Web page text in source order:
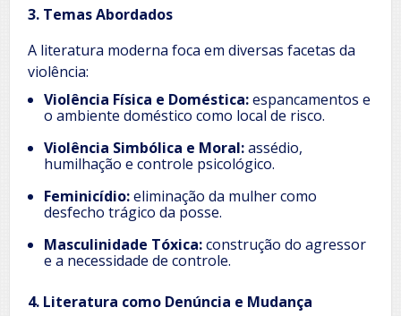
3. Temas Abordados
A literatura moderna foca em diversas facetas da
violência:
Violência Física e Doméstica:espancamentos e
o ambiente doméstico como local de risco.
Violência Simbólica e Moral:assédio,
humilhação e controle psicológico.
Feminicídio:eliminação da mulher como
desfecho trágico da posse.
Masculinidade Tóxica:construção do agressor
e a necessidade de controle.
4. Literatura como Denúncia e Mudança